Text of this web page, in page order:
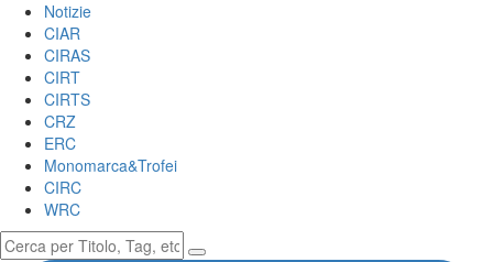
Notizie
CIAR
CIRAS
CIRT
CIRTS
CRZ
ERC
Monomarca&Trofei
CIRC
WRC